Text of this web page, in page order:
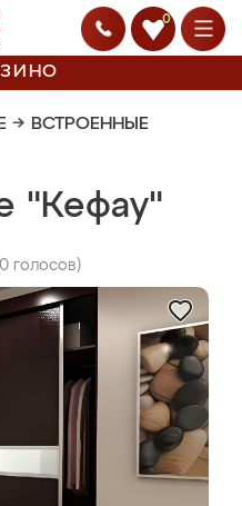
0
→ ВСТРОЕННЫЕ
"Кефау"
0 голосов)